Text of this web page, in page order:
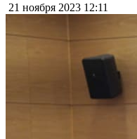
21 ноября 2023 12:11